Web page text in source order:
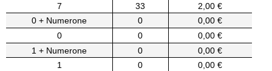
7
33
2,00 €
0 + Numerone
0
0,00 €
0
0
0,00 €
1 + Numerone
0
0,00 €
1
0
0,00 €